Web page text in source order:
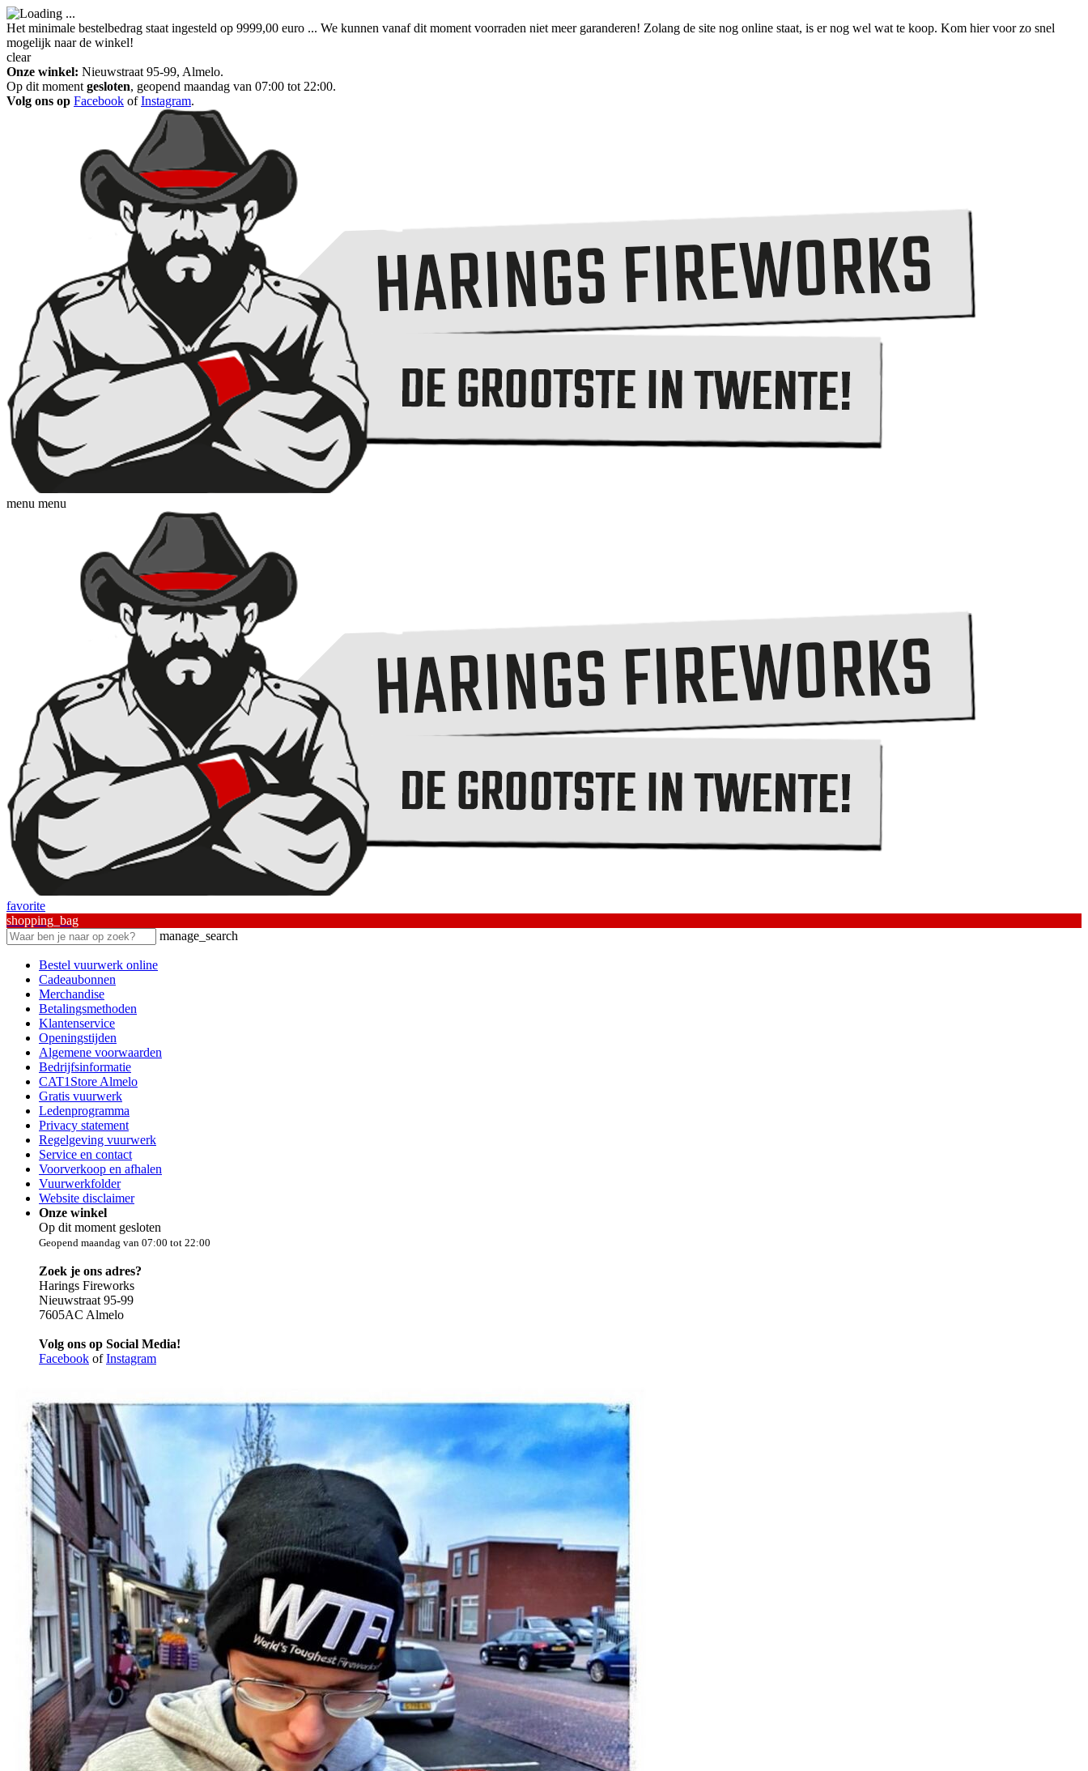
Het minimale bestelbedrag staat ingesteld op 9999,00 euro ... We kunnen vanaf dit moment voorraden niet meer garanderen! Zolang de site nog online staat, is er nog wel wat te koop. Kom hier voor zo snel
mogelijk naar de winkel!
clear
Onze winkel: Nieuwstraat 95-99, Almelo.
Op dit moment gesloten, geopend maandag van 07:00 tot 22:00.
Volg ons op Facebook ofInstagram.
menu menu
favorite
shopping_bag
manage_search
Bestel vuurwerk online
Cadeaubonnen
Merchandise
Betalingsmethoden
Klantenservice
Openingstijden
Algemene voorwaarden
Bedrijfsinformatie
CAT1Store Almelo
Gratis vuurwerk
Ledenprogramma
Privacy statement
Regelgeving vuurwerk
Service en contact
Voorverkoop en afhalen
Vuurwerkfolder
Website disclaimer
Onze winkel
Op dit moment gesloten
Geopend maandag van 07:00 tot 22:00
Zoek je ons adres?
Harings Fireworks
Nieuwstraat 95-99
7605AC Almelo
Volg ons op Social Media!
Facebook ofInstagram